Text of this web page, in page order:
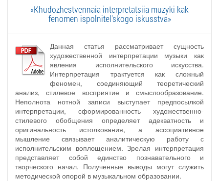
«Khudozhestvennaia interpretatsiia muzyki kak
fenomen ispolnitel'skogo iskusstva»
Данная статья рассматривает сущность
художественной интерпретации музыки как
явления исполнительского искусства.
Интерпретация трактуется как сложный
феномен, соединяющий теоретический
анализ, стилевое восприятие и смыслообразование.
Неполнота нотной записи выступает предпосылкой
интерпретации, сформированность художественно-
стилевого обобщения определяет адекватность и
оригинальность истолкования, а ассоциативное
мышление связывает аналитическую работу с
исполнительским воплощением. Зрелая интерпретация
представляет собой единство познавательного и
творческого начал. Полученные выводы могут служить
методической опорой в музыкальном образовании.